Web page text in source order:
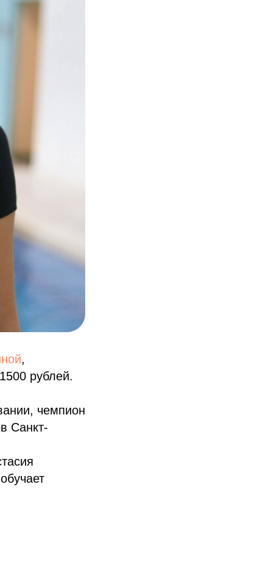
,
рублей.
чемпион
Санкт-